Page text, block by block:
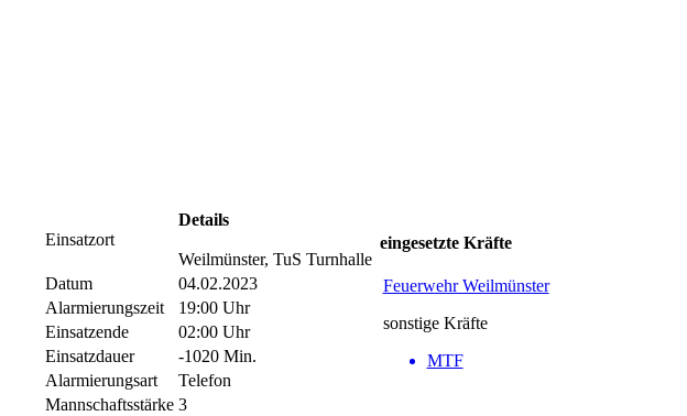
Einsatzort
Details
Weilmünster, TuS Turnhalle
Datum
04.02.2023
Alarmierungszeit
19:00 Uhr
Einsatzende
02:00 Uhr
Einsatzdauer
-1020 Min.
Alarmierungsart
Telefon
Mannschaftsstärke 3
eingesetzte Kräfte
Feuerwehr Weilmünster
sonstige Kräfte
MTF